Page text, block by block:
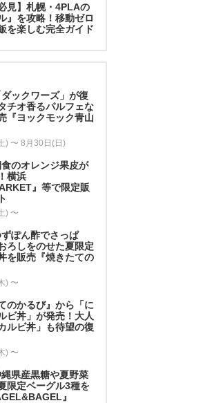
見】札幌・4PLAの
』を攻略！移動ゼロ
を楽しむ完全ガイド
ックワーズ」が復
チオ香るパルフェな
『ヨックモック青山
) 〜 8月30日(日)
のオレンジ果皮が
横浜
』等で限定販
) 〜
ぽん酢でさっぱ
ろしをのせた夏限定
を販売『焼きたての
) 〜
のかるび』から「に
ビ丼」が発売！大人
ルビ丼」も待望の復
) 〜
県産黒糖や夏野菜
限定ベーグル3種を
』